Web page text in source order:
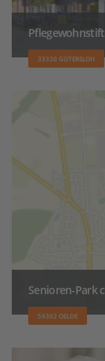
33330 GÜTERSLOH
Senioren-Park
59302 OELDE